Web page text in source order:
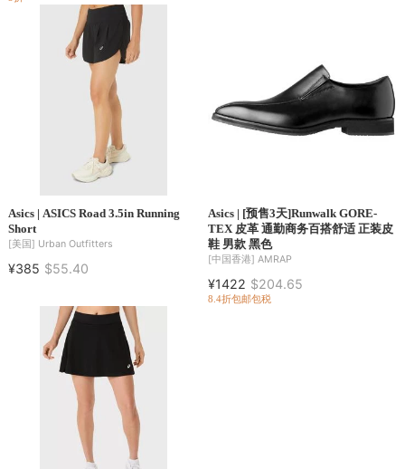
Asics | ASICS Road 3.5in Running
Short
[美国] Urban Outfitters
¥385 $55.40
Asics | [预售3天]Runwalk GORE-
TEX 皮革 通勤商务百搭舒适 正装皮
鞋 男款 黑色
[中国香港] AMRAP
¥1422 $204.65
8.4折包邮包税